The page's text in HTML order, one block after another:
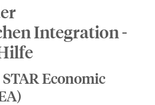
Integration -
Economic